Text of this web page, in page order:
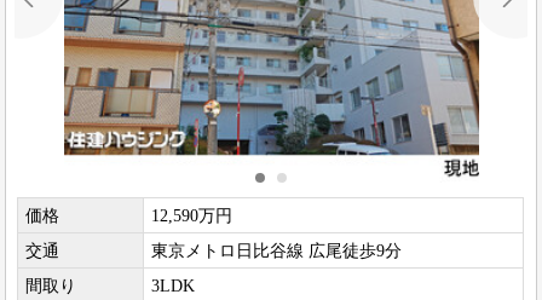
価格
12,590万円
交通
東京メトロ日比谷線 広尾徒歩9分
間取り
3LDK